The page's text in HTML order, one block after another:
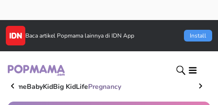
Baca artikel Popmama lainnya di IDN App Install
HomeBabyKidBig KidLifePregnancy